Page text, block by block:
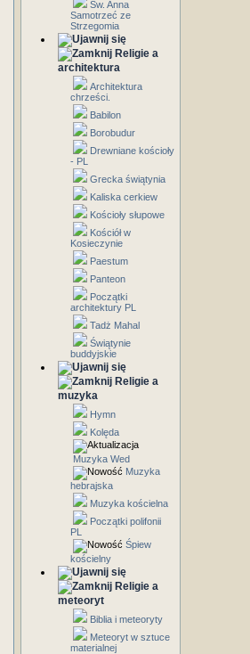
Św. Anna
Samotrzeć ze
Strzegomia
Religie a
architektura
Architektura
chrześci.
Babilon
Borobudur
Drewniane kościoły
- PL
Grecka świątynia
Kaliska cerkiew
Kościoły słupowe
Kościół w
Kosieczynie
Paestum
Panteon
Początki
architektury PL
Tadż Mahal
Świątynie
buddyjskie
Religie a
muzyka
Hymn
Kolęda
Muzyka Wed
Muzyka
hebrajska
Muzyka kościelna
Początki polifonii
PL
Śpiew
kościelny
Religie a
meteoryt
Biblia i meteoryty
Meteoryt w sztuce
materialnej